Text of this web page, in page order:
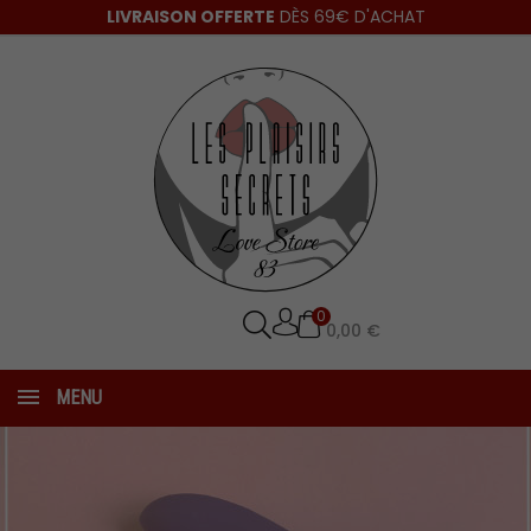
LIVRAISON OFFERTE DÈS 69€ D'ACHAT
0
0,00 €
MENU